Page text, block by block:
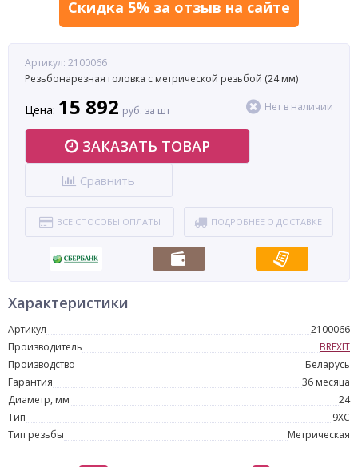
Скидка 5% за отзыв на сайте
Артикул: 2100066
Резьбонарезная головка с метрической резьбой (24 мм)
Цена: 15 892 руб. за шт Нет в наличии
ЗАКАЗАТЬ ТОВАР
Сравнить
ВСЕ СПОСОБЫ ОПЛАТЫ ПОДРОБНЕЕ О ДОСТАВКЕ
Характеристики
Артикул
2100066
Производитель
BREXIT
Производство
Беларусь
Гарантия
36 месяца
Диаметр, мм
24
Тип
9XC
Тип резьбы
Метрическая